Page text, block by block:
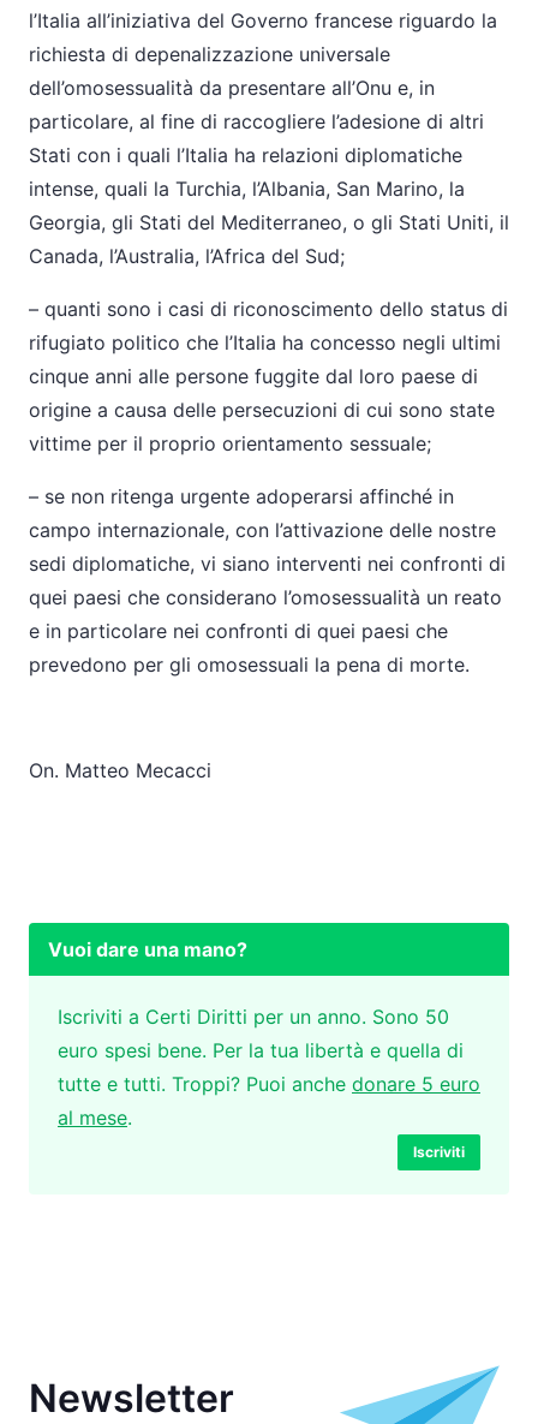
l’Italia all’iniziativa del Governo francese riguardo la
richiesta di depenalizzazione universale
dell’omosessualità da presentare all’Onu e, in
particolare, al fine di raccogliere l’adesione di altri
Stati con i quali l’Italia ha relazioni diplomatiche
intense, quali la Turchia, l’Albania, San Marino, la
Georgia, gli Stati del Mediterraneo, o gli Stati Uniti, il
Canada, l’Australia, l’Africa del Sud;
– quanti sono i casi di riconoscimento dello status di
rifugiato politico che l’Italia ha concesso negli ultimi
cinque anni alle persone fuggite dal loro paese di
origine a causa delle persecuzioni di cui sono state
vittime per il proprio orientamento sessuale;
– se non ritenga urgente adoperarsi affinché in
campo internazionale, con l’attivazione delle nostre
sedi diplomatiche, vi siano interventi nei confronti di
quei paesi che considerano l’omosessualità un reato
e in particolare nei confronti di quei paesi che
prevedono per gli omosessuali la pena di morte.
On. Matteo Mecacci
Vuoi dare una mano?
Iscriviti a Certi Diritti per un anno. Sono 50
euro spesi bene. Per la tua libertà e quella di
tutte e tutti. Troppi? Puoi anche donare 5 euro
al mese.
Iscriviti
Newsletter